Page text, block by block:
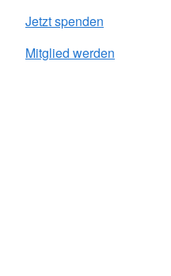
Jetzt spenden
Mitglied werden